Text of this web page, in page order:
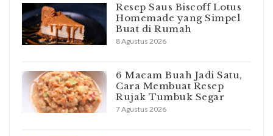
Resep Saus Biscoff Lotus
Homemade yang Simpel
Buat di Rumah
8 Agustus 2026
6 Macam Buah Jadi Satu,
Cara Membuat Resep
Rujak Tumbuk Segar
7 Agustus 2026